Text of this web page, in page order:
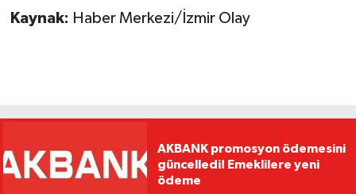
Kaynak: Haber Merkezi/İzmir Olay
AKBANK promosyon ödemesini
güncelledi! Emeklilere yeni
ödeme